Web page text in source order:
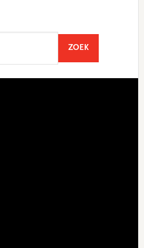
ZOEKSEARCH